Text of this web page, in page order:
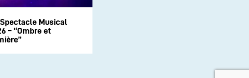
Spectacle Musical
– “Ombre et